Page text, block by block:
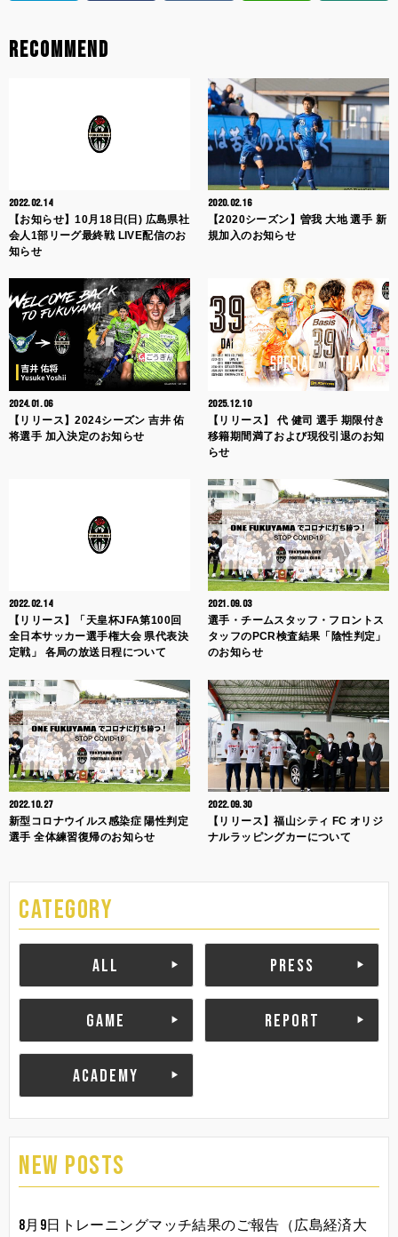
RECOMMEND
2022.02.14
【お知らせ】10月18日(日) 広島県社
会人1部リーグ最終戦 LIVE配信のお
知らせ
2020.02.16
【2020シーズン】曽我 大地 選手 新
規加入のお知らせ
2024.01.06
【リリース】2024シーズン 吉井 佑
将選手 加入決定のお知らせ
2025.12.10
【リリース】 代 健司 選手 期限付き
移籍期間満了および現役引退のお知
らせ
2022.02.14
【リリース】「天皇杯JFA第100回
全日本サッカー選手権大会 県代表決
定戦」 各局の放送日程について
2021.09.03
選手・チームスタッフ・フロントス
タッフのPCR検査結果「陰性判定」
のお知らせ
2022.10.27
新型コロナウイルス感染症 陽性判定
選手 全体練習復帰のお知らせ
2022.09.30
【リリース】福山シティ FC オリジ
ナルラッピングカーについて
CATEGORY
ALL PRESS
GAME REPORT
ACADEMY
NEW POSTS
8月9日トレーニングマッチ結果のご報告（広島経済大